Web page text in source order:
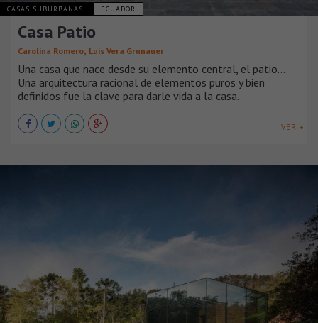
CASAS SUBURBANAS ECUADOR
Casa Patio
Carolina Romero, Luis Vera Grunauer
Una casa que nace desde su elemento central, el patio…
Una arquitectura racional de elementos puros y bien
definidos fue la clave para darle vida a la casa.
VER +